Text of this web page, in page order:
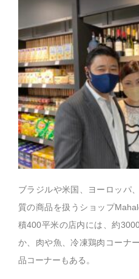
ブラジルや米国、ヨーロッパ
質の商品を扱うショップ
積400平米の店内には、約
か、肉や魚、冷凍鶏肉コーナ
品コーナーもある。